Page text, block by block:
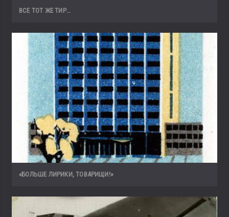
ВСЕ ТОТ ЖЕ ТИР…
«БОЛЬШЕ ЛИРИКИ, ТОВАРИЩИ!»